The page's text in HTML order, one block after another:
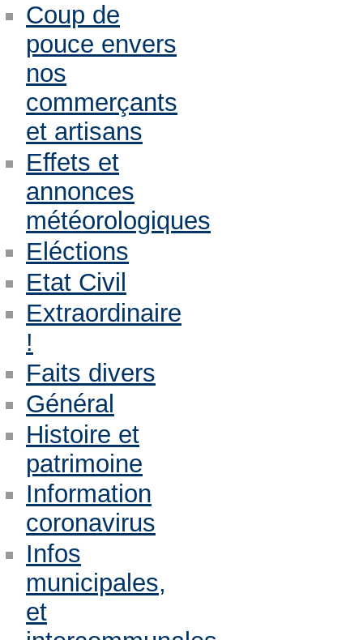
Coup de
pouce envers
nos
commerçants
et artisans
Effets et
annonces
météorologiques
Eléctions
Etat Civil
Extraordinaire
!
Faits divers
Général
Histoire et
patrimoine
Information
coronavirus
Infos
municipales,
et